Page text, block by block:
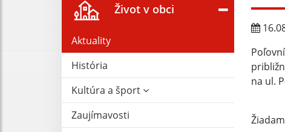
Život v obci
Aktuality
História
Kultúra a šport
Zaujímavosti
na ul.